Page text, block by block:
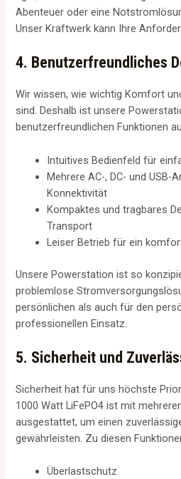
Abenteuer oder eine
Unser Kraftwerk kann Ihre
4. Benutzerfreundliches
Wir wissen, wie wichtig Komfort
sind. Deshalb ist unsere
benutzerfreundlichen Funktionen
Intuitives Bedienfeld für
Mehrere AC-, DC- und USB-
Konnektivität
Kompaktes und tragbares
Transport
Leiser Betrieb für ein
Unsere Powerstation ist so
problemlose
persönlichen als auch für den
professionellen Einsatz.
5. Sicherheit und
Sicherheit hat für uns höchste
1000 Watt LiFePO4 ist mit
ausgestattet, um einen
gewährleisten. Zu diesen
Überlastschutz